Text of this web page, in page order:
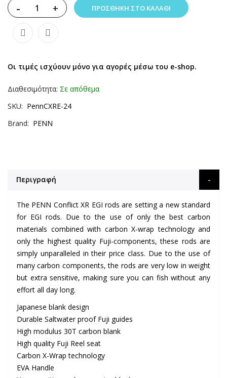
- + ΠΡΟΣΘΉΚΗ ΣΤΟ ΚΑΛΆΘΙ
Οι τιμές ισχύουν μόνο για αγορές μέσω του e-shop.
Διαθεσιμότητα: Σε απόθεμα
SKU
PennCXRE-24
Brand
PENN
Περιγραφή
The PENN Conflict XR EGI rods are setting a new standard
for EGI rods. Due to the use of only the best carbon
materials combined with carbon X-wrap technology and
only the highest quality Fuji-components, these rods are
simply unparalleled in their price class. Due to the use of
many carbon components, the rods are very low in weight
but extra sensitive, making sure you can fish without any
effort all day long.
Japanese blank design
Durable Saltwater proof Fuji guides
High modulus 30T carbon blank
High quality Fuji Reel seat
Carbon X-Wrap technology
EVA Handle